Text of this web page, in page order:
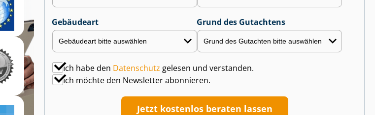
Gebäudeart Grund des Gutachtens
Ich habe den Datenschutz gelesen und verstanden.
Ich möchte den Newsletter abonnieren.
Jetzt kostenlos beraten lassen